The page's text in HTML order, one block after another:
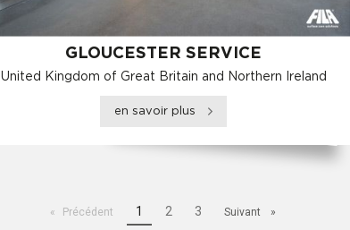
GLOUCESTER SERVICE
United Kingdom of Great Britain and Northern Ireland
en savoir plus
Précédent
Page
1 2 3 Suivant